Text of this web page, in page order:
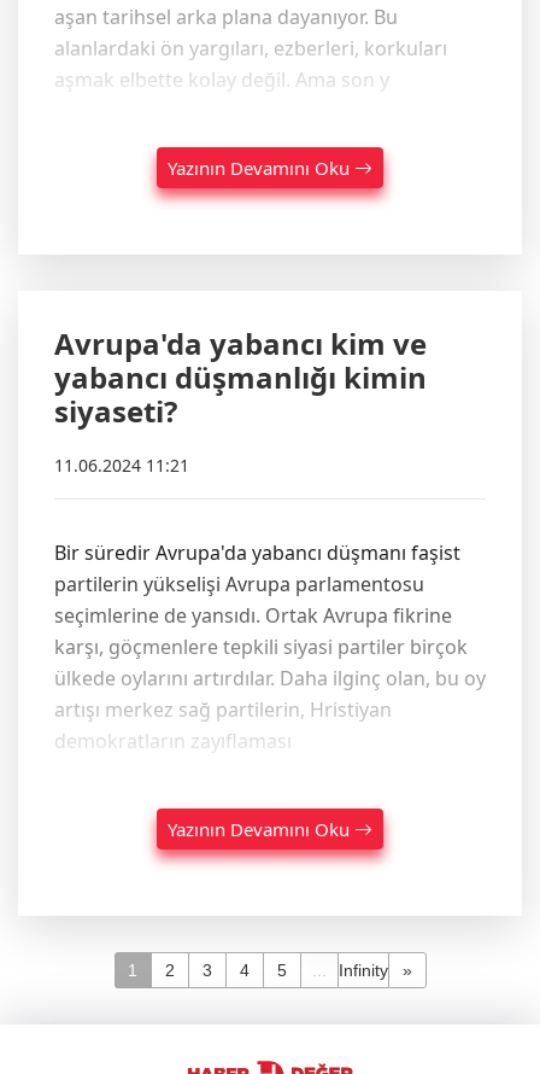
aşan tarihsel arka plana dayanıyor. Bu
alanlardaki ön yargıları, ezberleri, korkuları
aşmak elbette kolay değil. Ama son y
Yazının Devamını Oku
Avrupa'da yabancı kim ve
yabancı düşmanlığı kimin
siyaseti?
11.06.2024 11:21
Bir süredir Avrupa'da yabancı düşmanı faşist
partilerin yükselişi Avrupa parlamentosu
seçimlerine de yansıdı. Ortak Avrupa fikrine
karşı, göçmenlere tepkili siyasi partiler birçok
ülkede oylarını artırdılar. Daha ilginç olan, bu oy
artışı merkez sağ partilerin, Hristiyan
demokratların zayıflaması
Yazının Devamını Oku
1 2 3 4 5 Infinity »